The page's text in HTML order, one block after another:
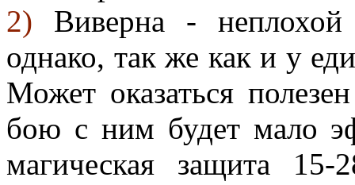
2) Виверна - неплохой
однако, так же как и у
Может оказаться
бою с ним будет мало
магическая защита 15-